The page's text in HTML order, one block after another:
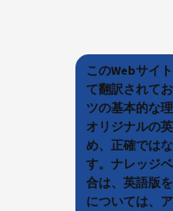
このWebサイ
て翻訳されて
ツの基本的な
オリジナルの
め、正確では
す。ナレッジ
合は、英語版
については、